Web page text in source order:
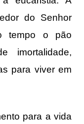
do Senhor
tempo o pão
imortalidade,
para viver em
para a vida